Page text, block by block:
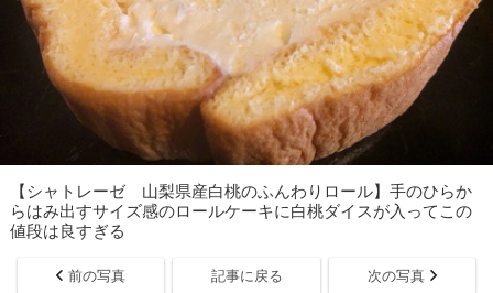
【シャトレーゼ 山梨県産白桃のふんわりロール】手のひらか
らはみ出すサイズ感のロールケーキに白桃ダイスが入ってこの
値段は良すぎる
前の写真 記事に戻る 次の写真